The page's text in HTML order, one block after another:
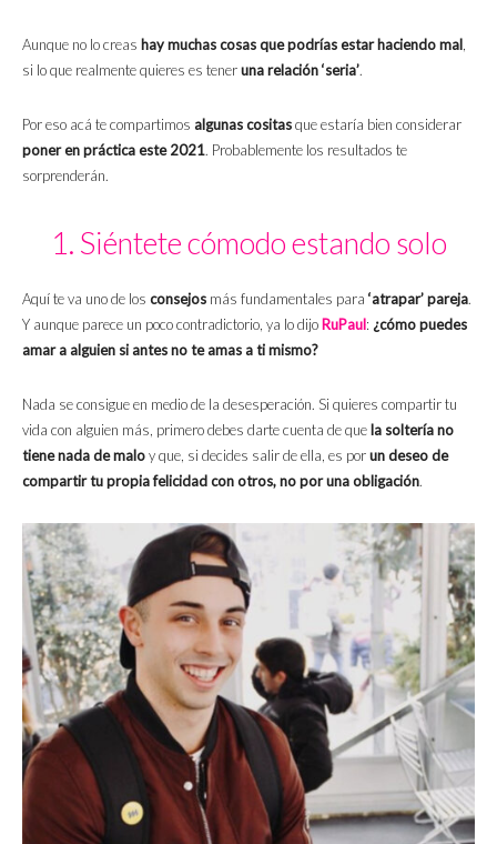
Aunque no lo creas hay muchas cosas que podrías estar haciendo mal
si lo que realmente quieres es teneruna relación ‘seria’.
Por eso acá te compartimos algunas cositasque estaría bien considerar
poner en práctica este 2021. Probablemente los resultados te
sorprenderán.
1. Siéntete cómodo estando solo
Aquí te va uno de los consejos más fundamentales para ‘atrapar’ pareja.
Y aunque parece un poco contradictorio, ya lo dijo RuPaul: ¿cómo puedes
amar a alguien si antes no te amas a ti mismo?
Nada se consigue en medio de la desesperación. Si quieres compartir tu
vida con alguien más, primero debes darte cuenta de que la soltería no
tiene nada de maloy que, si decides salir de ella, es porun deseo de
compartir tu propia felicidad con otros, no por una obligación.